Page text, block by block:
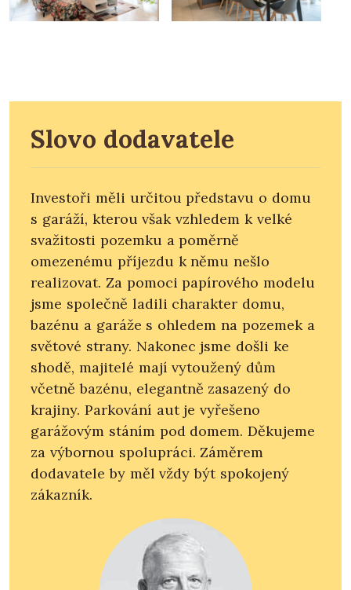
Slovo dodavatele
Investoři měli určitou představu o domu
s garáží, kterou však vzhledem k velké
svažitosti pozemku a poměrně
omezenému příjezdu k němu nešlo
realizovat. Za pomoci papírového modelu
jsme společně ladili charakter domu,
bazénu a garáže s ohledem na pozemek a
světové strany. Nakonec jsme došli ke
shodě, majitelé mají vytoužený dům
včetně bazénu, elegantně zasazený do
krajiny. Parkování aut je vyřešeno
garážovým stáním pod domem. Děkujeme
za výbornou spolupráci. Záměrem
dodavatele by měl vždy být spokojený
zákazník.